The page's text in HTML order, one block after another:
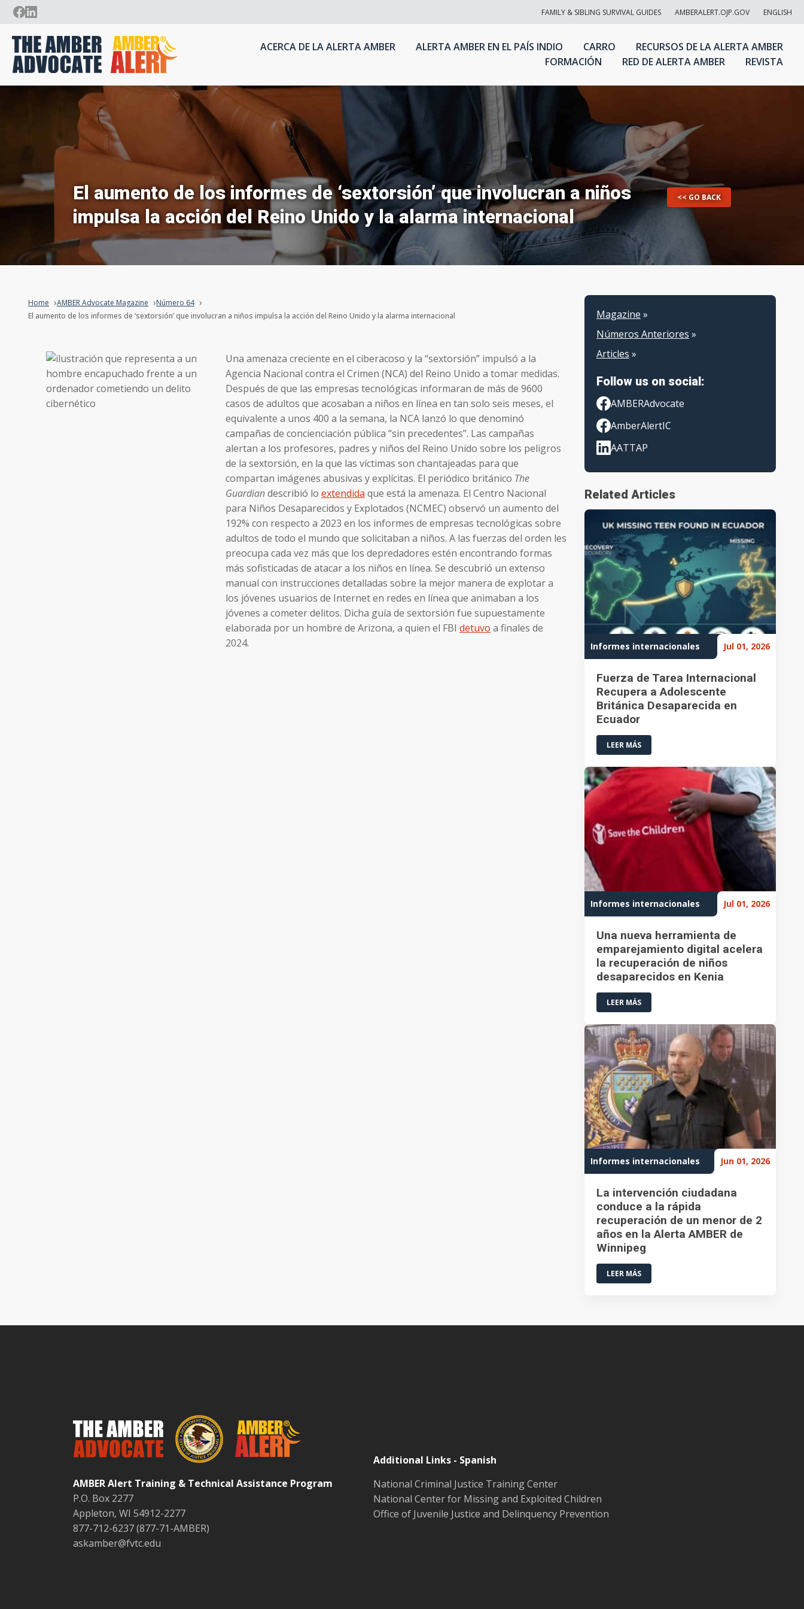
FAMILY & SIBLING SURVIVAL GUIDES AMBERALERT.OJP.GOV ENGLISH
ACERCA DE LA ALERTA AMBER ALERTA AMBER EN EL PAÍS INDIO CARRO
RECURSOS DE LA ALERTA AMBER
FORMACIÓN
RED DE ALERTA AMBER REVISTA
El aumento de los informes de ‘sextorsión’ que involucran a niños
impulsa la acción del Reino Unido y la alarma internacional
<< GO BACK
Home AMBER Advocate Magazine
Número 64
El aumento de los informes de ‘sextorsión’ que involucran a niños impulsa la acción del Reino Unido y la alarma internacional
Una amenaza creciente en el ciberacoso y la “sextorsión” impulsó a la
Agencia Nacional contra el Crimen (NCA) del Reino Unido a tomar medidas.
Después de que las empresas tecnológicas informaran de más de 9600
casos de adultos que acosaban a niños en línea en tan solo seis meses, el
equivalente a unos 400 a la semana, la NCA lanzó lo que denominó
campañas de concienciación pública “sin precedentes”. Las campañas
alertan a los profesores, padres y niños del Reino Unido sobre los peligros
de la sextorsión, en la que las víctimas son chantajeadas para que
compartan imágenes abusivas y explícitas. El periódico británico The
Guardiandescribió lo extendida que está la amenaza. El Centro Nacional
para Niños Desaparecidos y Explotados (NCMEC) observó un aumento del
192% con respecto a 2023 en los informes de empresas tecnológicas sobre
adultos de todo el mundo que solicitaban a niños. A las fuerzas del orden les
preocupa cada vez más que los depredadores estén encontrando formas
más sofisticadas de atacar a los niños en línea. Se descubrió un extenso
manual con instrucciones detalladas sobre la mejor manera de explotar a
los jóvenes usuarios de Internet en redes en línea que animaban a los
jóvenes a cometer delitos. Dicha guía de sextorsión fue supuestamente
elaborada por un hombre de Arizona, a quien el FBI detuvo a finales de
2024.
Magazine »
Números Anteriores »
Articles »
Follow us on social:
AMBERAdvocate
AmberAlertIC
AATTAP
Related Articles
Informes internacionales Jul 01, 2026
Fuerza de Tarea Internacional
Recupera a Adolescente
Británica Desaparecida en
Ecuador
LEER MÁS
Informes internacionales Jul 01, 2026
Una nueva herramienta de
emparejamiento digital acelera
la recuperación de niños
desaparecidos en Kenia
LEER MÁS
Informes internacionales Jun 01, 2026
La intervención ciudadana
conduce a la rápida
recuperación de un menor de 2
años en la Alerta AMBER de
Winnipeg
LEER MÁS
AMBER Alert Training & Technical Assistance Program
P.O. Box 2277
Appleton, WI 54912-2277
877-712-6237 (877-71-AMBER)
askamber@fvtc.edu
Additional Links - Spanish
National Criminal Justice Training Center
National Center for Missing and Exploited Children
Office of Juvenile Justice and Delinquency Prevention